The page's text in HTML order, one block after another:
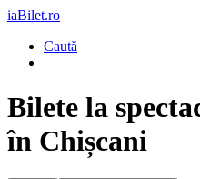
iaBilet.ro
Caută
Bilete la
în Chișcani